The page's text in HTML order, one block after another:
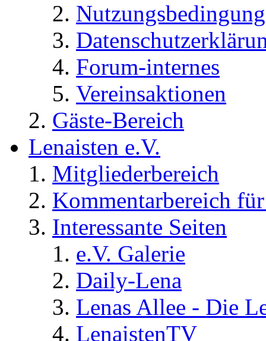
Forum-internes
Vereinsaktionen
Gäste-Bereich
Lenaisten e.V.
Mitgliederbereich
Kommentarbereich
Interessante Seiten
e.V. Galerie
Daily-Lena
Lenas Allee - Die
LenaistenTV